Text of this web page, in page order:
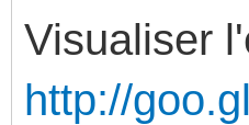
Visualiser
http://